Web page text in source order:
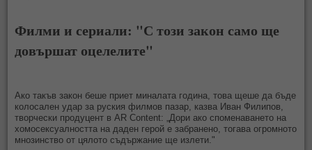
Филми и сериали: "С този закон само ще
довършат оцелелите"
Ако такъв закон беше приет миналата година, това щеше да бъде
колосален удар за руския филмов пазар, казва Иван Филипов,
творчески продуцент в AR Content: „Дори ако споменаването на
хомосексуалността на даден герой е забранено, тогава огромното
мнозинство от цялото съдържание ще излети."